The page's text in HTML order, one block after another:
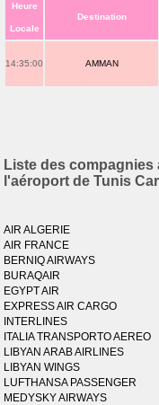
Heure
Locale
Destination
14:35:00 AMMAN
Liste des
l'aéroport de Tunis
AIR ALGERIE
AIR FRANCE
BERNIQ AIRWAYS
BURAQAIR
EGYPT AIR
EXPRESS AIR CARGO
INTERLINES
ITALIA TRANSPORTO AEREO
LIBYAN ARAB AIRLINES
LIBYAN WINGS
LUFTHANSA PASSENGER
MEDYSKY AIRWAYS